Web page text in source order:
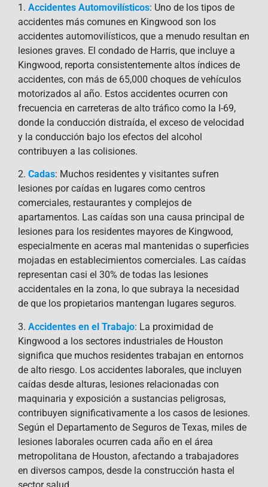
1. Accidentes Automovilísticos: Uno de los tipos de
accidentes más comunes en Kingwood son los
accidentes automovilísticos, que a menudo resultan en
lesiones graves. El condado de Harris, que incluye a
Kingwood, reporta consistentemente altos índices de
accidentes, con más de 65,000 choques de vehículos
motorizados al año. Estos accidentes ocurren con
frecuencia en carreteras de alto tráfico como la I-69,
donde la conducción distraída, el exceso de velocidad
y la conducción bajo los efectos del alcohol
contribuyen a las colisiones.
2. Cadas: Muchos residentes y visitantes sufren
lesiones por caídas en lugares como centros
comerciales, restaurantes y complejos de
apartamentos. Las caídas son una causa principal de
lesiones para los residentes mayores de Kingwood,
especialmente en aceras mal mantenidas o superficies
mojadas en establecimientos comerciales. Las caídas
representan casi el 30% de todas las lesiones
accidentales en la zona, lo que subraya la necesidad
de que los propietarios mantengan lugares seguros.
3. Accidentes en el Trabajo: La proximidad de
Kingwood a los sectores industriales de Houston
significa que muchos residentes trabajan en entornos
de alto riesgo. Los accidentes laborales, que incluyen
caídas desde alturas, lesiones relacionadas con
maquinaria y exposición a sustancias peligrosas,
contribuyen significativamente a los casos de lesiones.
Según el Departamento de Seguros de Texas, miles de
lesiones laborales ocurren cada año en el área
metropolitana de Houston, afectando a trabajadores
en diversos campos, desde la construcción hasta el
sector salud.